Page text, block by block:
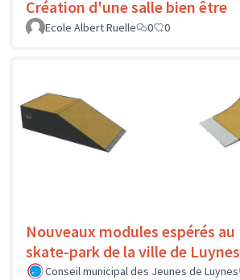
Création d'une salle bien être
Ecole Albert Ruelle
0 0
Nouveaux modules espérés au
skate-park de la ville de Luynes
Conseil municipal des Jeunes de Luynes